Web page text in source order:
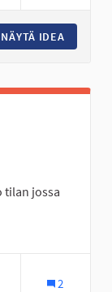
NÄYTÄ IDEA
tilan jossa
2